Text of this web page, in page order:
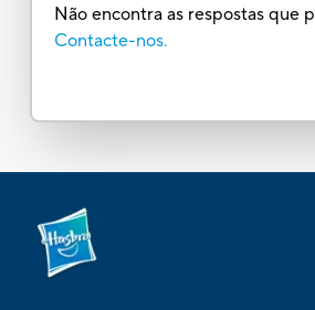
Não encontra as respostas que
Contacte-nos.